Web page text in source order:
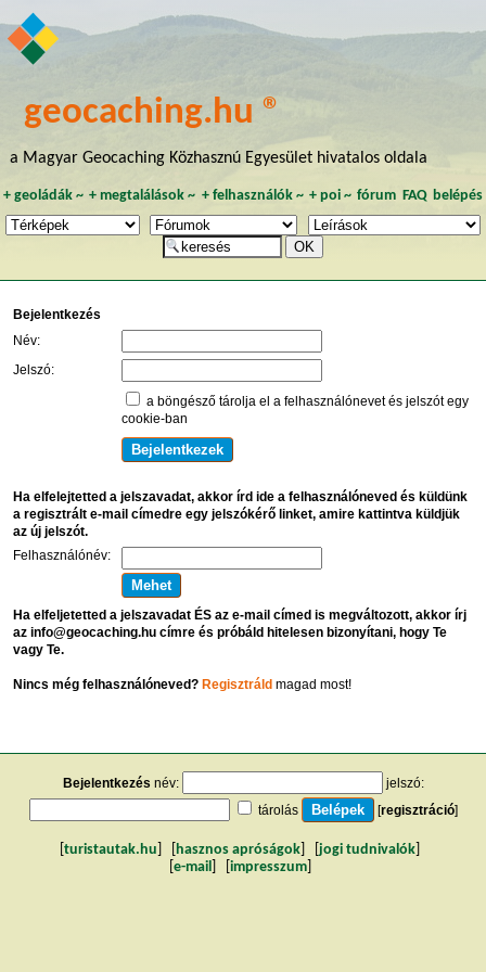
geocaching.hu ®
a Magyar Geocaching Közhasznú Egyesület hivatalos oldala
+ geoládák~ +megtalálások ~ + felhasználók~ + poi~ fórum FAQ belépés
Bejelentkezés
Név:
Jelszó:
a böngésző tárolja el a felhasználónevet és jelszót egy
cookie-ban
Ha elfelejtetted a jelszavadat, akkor írd ide a felhasználóneved és küldünk
a regisztrált e-mail címedre egy jelszókérő linket, amire kattintva küldjük
az új jelszót.
Felhasználónév:
Ha elfeljetetted a jelszavadat ÉS az e-mail címed is megváltozott, akkor írj
az info@geocaching.hu címre és próbáld hitelesen bizonyítani, hogy Te
vagy Te.
Nincs még felhasználóneved? Regisztráldmagad most!
Bejelentkezés név:
jelszó:
tárolás
[regisztráció]
turistautak.hu hasznos apróságok jogi tudnivalók
e-mail impresszum]